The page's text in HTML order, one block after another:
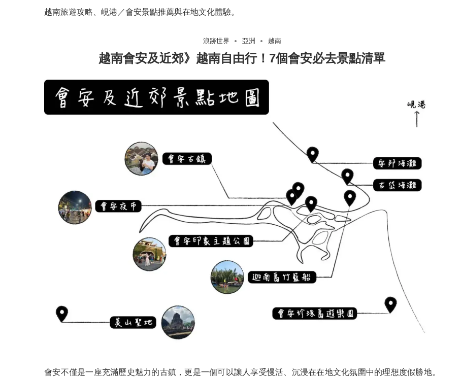
越南旅遊攻略、峴港／會安景點推薦與在地文化體驗。
浪跡世界 亞洲 越南
越南會安及近郊》越南自由行！7個會安必去景點清單
會安不僅是一座充滿歷史魅力的古鎮，更是一個可以讓人享受慢活、沉浸在在地文化氛圍中的理想度假勝地。